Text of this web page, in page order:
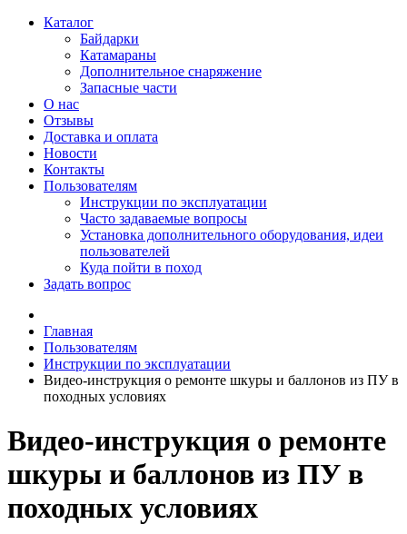
Каталог
Байдарки
Катамараны
Дополнительное снаряжение
Запасные части
О нас
Отзывы
Доставка и оплата
Новости
Контакты
Пользователям
Инструкции по эксплуатации
Часто задаваемые вопросы
Установка дополнительного оборудования, идеи
пользователей
Куда пойти в поход
Задать вопрос
Главная
Пользователям
Инструкции по эксплуатации
Видео-инструкция о ремонте шкуры и баллонов из ПУ в
походных условиях
Видео-инструкция о ремонте
шкуры и баллонов из ПУ в
походных условиях